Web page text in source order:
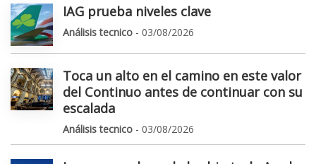
IAG prueba niveles clave
Análisis tecnico - 03/08/2026
Toca un alto en el camino en este valor
del Continuo antes de continuar con su
escalada
Análisis tecnico - 03/08/2026